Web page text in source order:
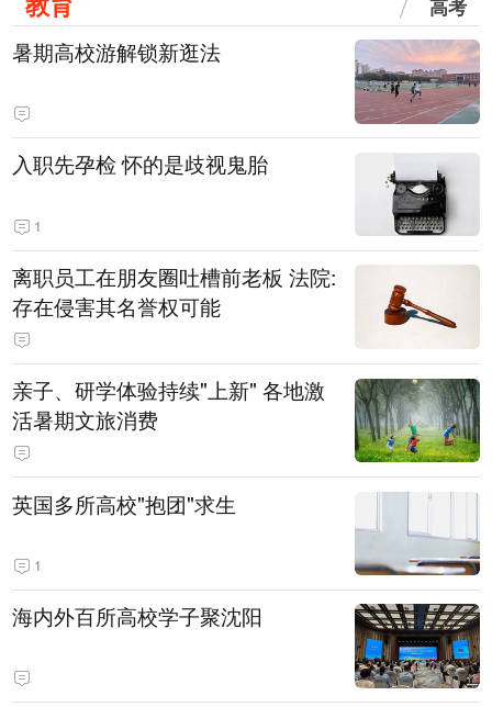
高考
暑期高校游解锁新逛法
入职先孕检 怀的是歧视鬼胎
1
离职员工在朋友圈吐槽前老板 法院:
存在侵害其名誉权可能
亲子、研学体验持续"上新" 各地激
活暑期文旅消费
英国多所高校"抱团"求生
1
海内外百所高校学子聚沈阳